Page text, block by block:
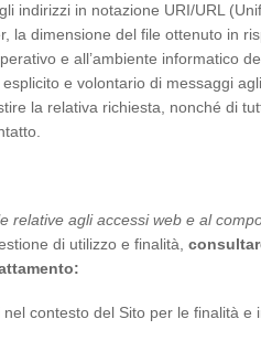
indirizzi in notazione URI/URL
la dimensione del file ottenuto in
e all’ambiente informatico
esplicito e volontario di messaggi
la relativa richiesta, nonché di
relative agli accessi web e al
di utilizzo e finalità,
contesto del Sito per le finalità